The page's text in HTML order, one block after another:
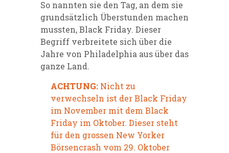
So nannten sie den Tag, an dem sie
grundsätzlich Überstunden machen
mussten, Black Friday. Dieser
Begriff verbreitete sich über die
Jahre von Philadelphia aus über das
ganze Land.
ACHTUNG: Nicht zu
verwechseln ist der Black Friday
im November mit dem Black
Friday im Oktober. Dieser steht
für den grossen New Yorker
Börsencrash vom 29. Oktober